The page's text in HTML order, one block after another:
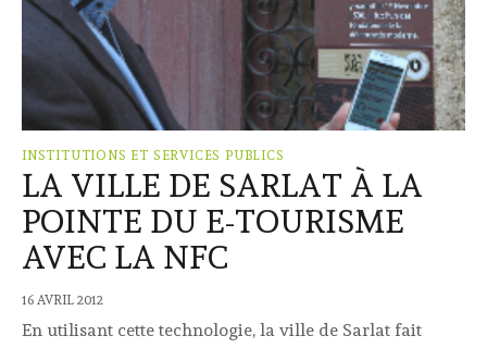
INSTITUTIONS ET SERVICES PUBLICS
LA VILLE DE SARLAT À LA
POINTE DU E-TOURISME
AVEC LA NFC
16 AVRIL 2012
En utilisant cette technologie, la ville de Sarlat fait